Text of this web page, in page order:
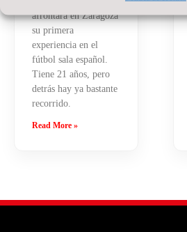
afrontará en Zaragoza
su primera
experiencia en el
fútbol sala español.
Tiene 21 años, pero
detrás hay ya bastante
recorrido.
Read More »